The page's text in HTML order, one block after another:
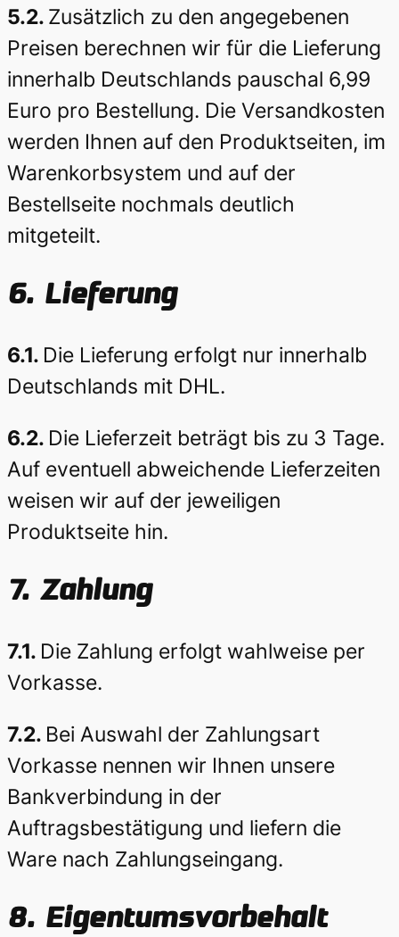
5.2. Zusätzlich zu den angegebenen
Preisen berechnen wir für die Lieferung
innerhalb Deutschlands pauschal 6,99
Euro pro Bestellung. Die Versandkosten
werden Ihnen auf den Produktseiten, im
Warenkorbsystem und auf der
Bestellseite nochmals deutlich
mitgeteilt.
6. Lieferung
6.1. Die Lieferung erfolgt nur innerhalb
Deutschlands mit DHL.
6.2. Die Lieferzeit beträgt bis zu 3 Tage.
Auf eventuell abweichende Lieferzeiten
weisen wir auf der jeweiligen
Produktseite hin.
7. Zahlung
7.1. Die Zahlung erfolgt wahlweise per
Vorkasse.
7.2. Bei Auswahl der Zahlungsart
Vorkasse nennen wir Ihnen unsere
Bankverbindung in der
Auftragsbestätigung und liefern die
Ware nach Zahlungseingang.
8. Eigentumsvorbehalt